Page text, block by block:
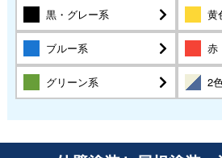
黒・グレー系 黄
ブルー系 赤
グリーン系 2